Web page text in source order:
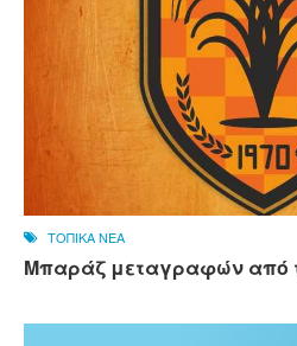
ΤΟΠΙΚΑ ΝΕΑ
Μπαράζ μεταγραφών από